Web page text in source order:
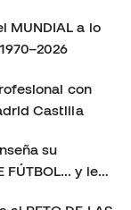
X:
_es
MUNDIAL a lo
con
Castilla
su
FÚTBOL... y le